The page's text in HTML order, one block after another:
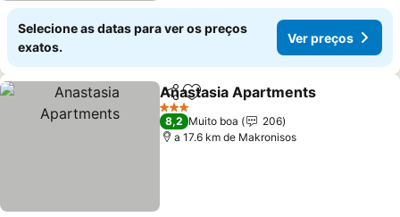
Selecione as datas para ver os preços
exatos.
Ver preços
PartilharAdicionar aos favoritos
Anastasia Apartments
3 Estrelas
8,2 Muito boa
206
a 17.6 km de Makronisos